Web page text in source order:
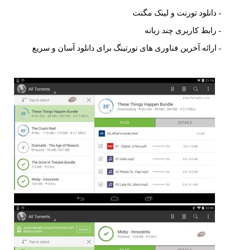
تورنت و لینک مگنت
کاربری چند زبانه
آخرین فناوری های تورتینگ برای دانلود آسان و سریع